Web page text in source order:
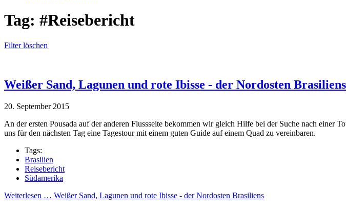
Tag: #Reisebericht
Filter löschen
Weißer Sand, Lagunen und rote Ibisse - der Nordosten Brasiliens
20. September 2015
An der ersten Pousada auf der anderen Flussseite bekommen wir gleich Hilfe bei der Suche nach
uns für den nächsten Tag eine Tagestour mit einem guten Guide auf einem Quad zu vereinbaren.
Tags:
Brasilien
Reisebericht
Südamerika
Weiterlesen … Weißer Sand, Lagunen und rote Ibisse - der Nordosten Brasiliens